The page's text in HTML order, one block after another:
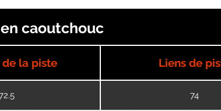
caoutchouc
la piste Liens de
74